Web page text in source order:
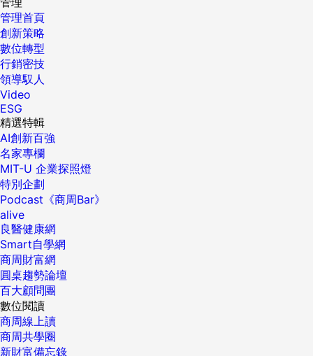
管理首頁
創新策略
數位轉型
行銷密技
領導馭人
Video
ESG
精選特輯
AI創新百強
名家專欄
MIT-U 企業探照燈
特別企劃
Podcast《商周Bar》
alive
良醫健康網
Smart自學網
商周財富網
圓桌趨勢論壇
百大顧問團
數位閱讀
商周線上讀
商周共學圈
新財富備忘錄